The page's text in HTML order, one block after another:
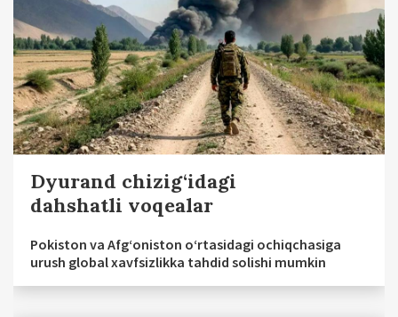
Dyurand chizig‘idagi
dahshatli voqealar
Pokiston va Afg‘oniston o‘rtasidagi ochiqchasiga
urush global xavfsizlikka tahdid solishi mumkin